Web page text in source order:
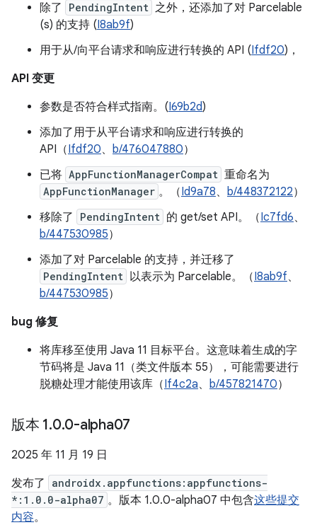
除了
PendingIntent 之外，还添加了对 Parcelable
(s) 的支持 (I8ab9f)
用于从/向平台请求和响应进行转换的 API (Ifdf20)，
API 变更
参数是否符合样式指南。(I69b2d)
添加了用于从平台请求和响应进行转换的
API（Ifdf20、 b/476047880）
已将 AppFunctionManagerCompat 重命名为
AppFunctionManager 。（Id9a78、 b/448372122）
移除了
PendingIntent 的 get/set API。（Ic7fd6、
b/447530985）
添加了对 Parcelable 的支持，并迁移了
PendingIntent 以表示为 Parcelable。（I8ab9f、
b/447530985）
bug 修复
将库移至使用 Java 11 目标平台。这意味着生成的字
节码将是 Java 11（类文件版本 55），可能需要进行
脱糖处理才能使用该库（If4c2a、 b/457821470）
版本 1.0.0-alpha07
2025 年 11 月 19 日
发布了
androidx.appfunctions:appfunctions-
*:1.0.0-alpha07 。版本 1.0.0-alpha07 中包含这些提交
内容。